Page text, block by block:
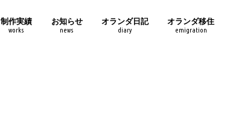
制作実績
works
お知らせ
news
オランダ日記
diary
オランダ移住
emigration